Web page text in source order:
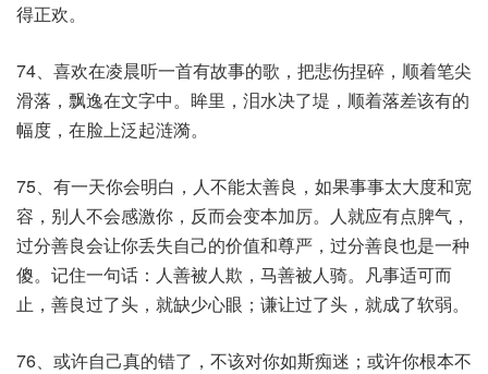
得正欢。
74、喜欢在凌晨听一首有故事的歌，把悲伤捏碎，顺着笔尖
滑落，飘逸在文字中。眸里，泪水决了堤，顺着落差该有的
幅度，在脸上泛起涟漪。
75、有一天你会明白，人不能太善良，如果事事太大度和宽
容，别人不会感激你，反而会变本加厉。人就应有点脾气，
过分善良会让你丢失自己的价值和尊严，过分善良也是一种
傻。记住一句话：人善被人欺，马善被人骑。凡事适可而
止，善良过了头，就缺少心眼；谦让过了头，就成了软弱。
76、或许自己真的错了，不该对你如斯痴迷；或许你根本不